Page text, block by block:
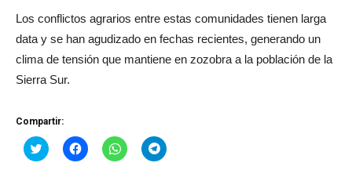
Los conflictos agrarios entre estas comunidades tienen larga
data y se han agudizado en fechas recientes, generando un
clima de tensión que mantiene en zozobra a la población de la
Sierra Sur.
Compartir:
Haz
clic
Haz
clic
Haz
clic
Haz
clic